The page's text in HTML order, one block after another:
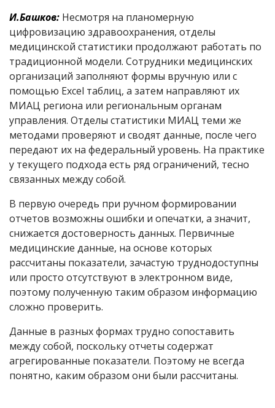
И.Башков: Несмотря на планомерную
цифровизацию здравоохранения, отделы
медицинской статистики продолжают работать по
традиционной модели. Сотрудники медицинских
организаций заполняют формы вручную или с
помощью Excel таблиц, а затем направляют их
МИАЦ региона или региональным органам
управления. Отделы статистики МИАЦ теми же
методами проверяют и сводят данные, после чего
передают их на федеральный уровень. На практике
у текущего подхода есть ряд ограничений, тесно
связанных между собой.
В первую очередь при ручном формировании
отчетов возможны ошибки и опечатки, а значит,
снижается достоверность данных. Первичные
медицинские данные, на основе которых
рассчитаны показатели, зачастую труднодоступны
или просто отсутствуют в электронном виде,
поэтому полученную таким образом информацию
сложно проверить.
Данные в разных формах трудно сопоставить
между собой, поскольку отчеты содержат
агрегированные показатели. Поэтому не всегда
понятно, каким образом они были рассчитаны.